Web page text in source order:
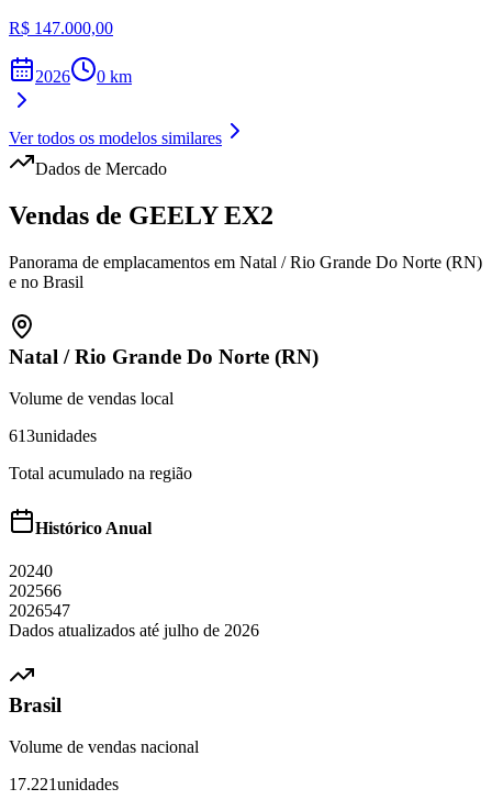
R$ 147.000,00
2026 0 km
Ver todos os modelos similares
Dados de Mercado
Vendas de GEELY EX2
Panorama de emplacamentos em Natal / Rio Grande Do Norte (RN)
e no Brasil
Natal /Rio Grande Do Norte (RN)
Volume de vendas local
613unidades
Total acumulado na região
Histórico Anual
20240
202566
2026547
Dados atualizados até julho de 2026
Brasil
Volume de vendas nacional
17.221unidades